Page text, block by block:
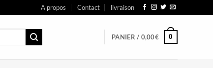
A propos Contact livraison
PANIER / 0,00€ 0